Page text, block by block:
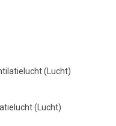
(Lucht)